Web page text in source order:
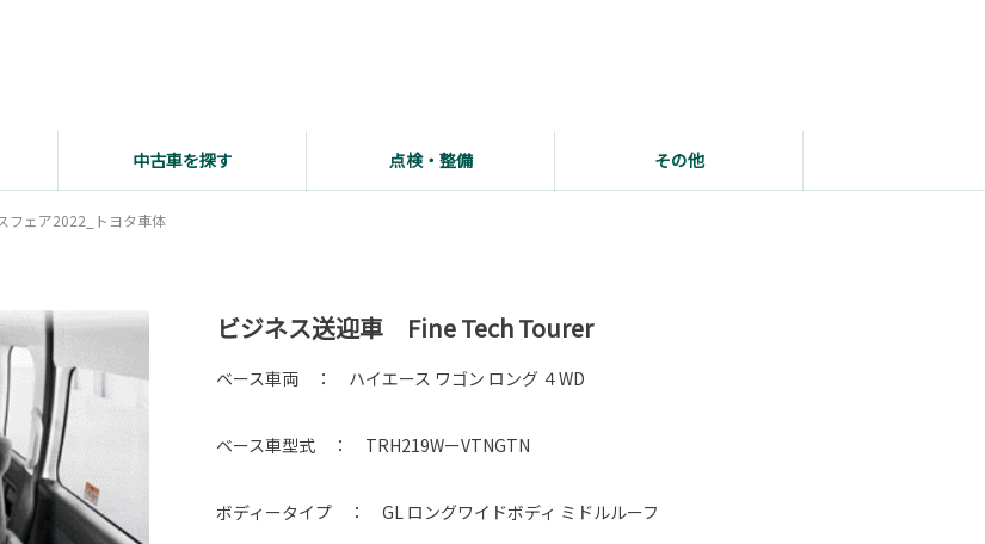
中古車を探す 点検・整備 その他
フェア2022_トヨタ車体
ビジネス送迎車 Fine Tech Tourer
ベース車両 ： ハイエース ワゴン ロング ４WD
ベース車型式 ： TRH219WーVTNGTN
ボディータイプ ： GL ロングワイドボディ ミドルルーフ